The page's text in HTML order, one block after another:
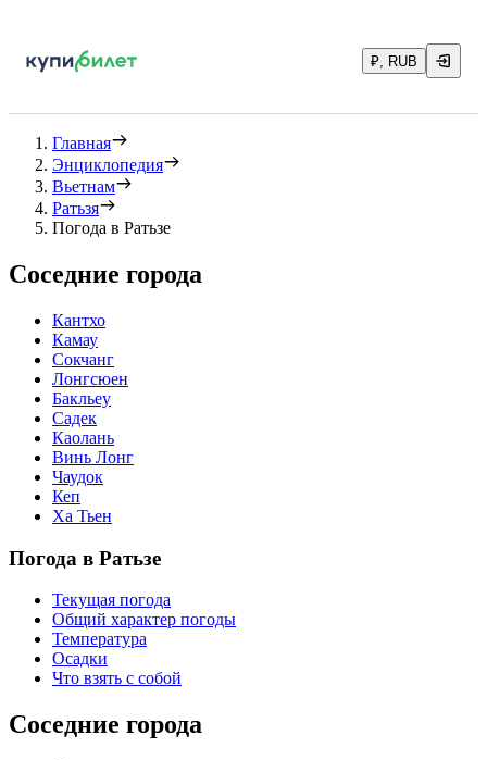
₽, RUB
Главная
Энциклопедия
Вьетнам
Ратьзя
Погода в Ратьзе
Соседние города
Кантхо
Камау
Сокчанг
Лонгсюен
Бакльеу
Садек
Каолань
Винь Лонг
Чаудок
Кеп
Ха Тьен
Погода в Ратьзе
Текущая погода
Общий характер погоды
Температура
Осадки
Что взять с собой
Соседние города